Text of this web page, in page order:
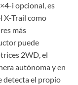
i opcional, es
X-Trail como
más
puede
2WD, el
autónoma y en
detecta el propio